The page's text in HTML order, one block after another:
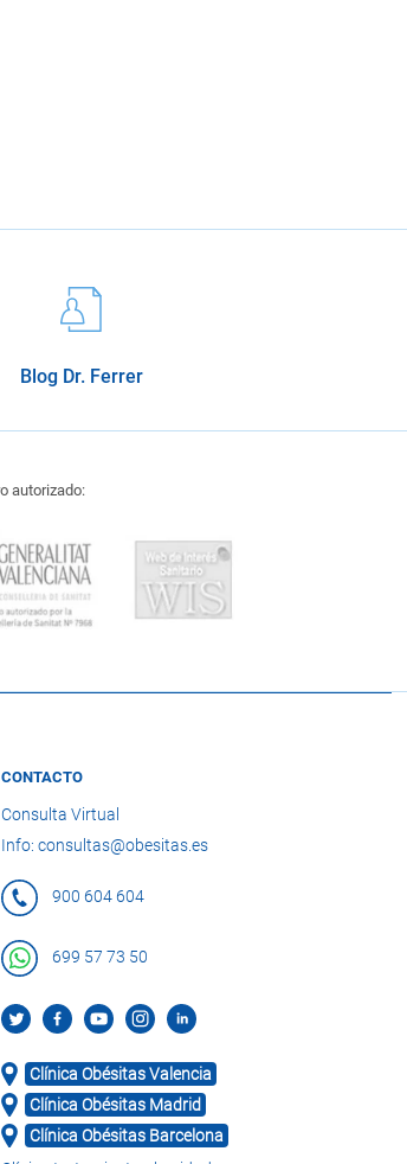
Blog Dr. Ferrer
autorizado:
CONTACTO
Consulta Virtual
Info: consultas@obesitas.es
900 604 604
699 57 73 50
Clínica Obésitas Valencia
Clínica Obésitas Madrid
Clínica Obésitas Barcelona